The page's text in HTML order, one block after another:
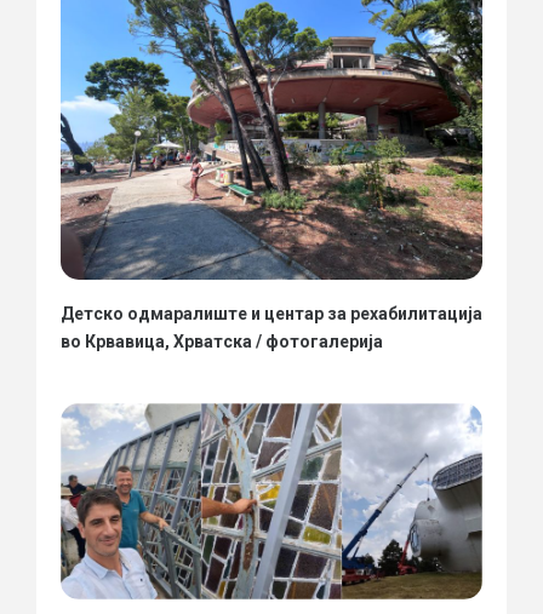
Детско одмаралиште и центар за рехабилитација
во Крвавица, Хрватска / фотогалерија